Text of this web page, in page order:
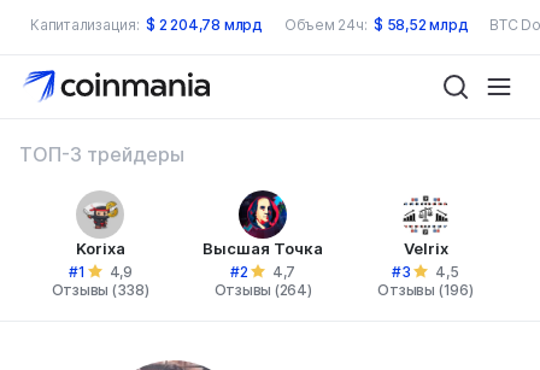
Капитализация: $ 2 204,78 млрд Объем 24ч: $ 58,52 млрд BTC
ТОП-3 трейдеры
Korixa
#1
4,9
Отзывы (338)
Высшая Точка
#2
4,7
Отзывы (264)
Velrix
#3
4,5
Отзывы (196)